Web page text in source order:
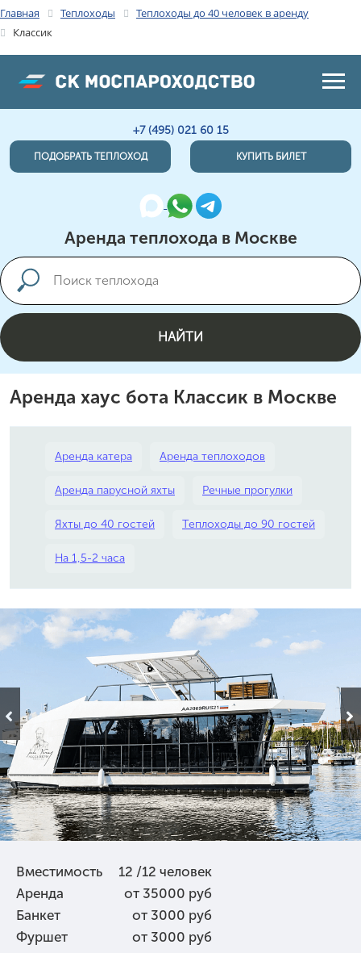
Главная Теплоходы
Теплоходы до 40 человек в аренду
Классик
+7 (495) 021 60 15
ПОДОБРАТЬ ТЕПЛОХОД КУПИТЬ БИЛЕТ
Аренда теплохода в Москве
НАЙТИ
Аренда хаус бота Классик в Москве
Аренда катера Аренда теплоходов
Аренда парусной яхты Речные прогулки
Яхты до 40 гостей Теплоходы до 90 гостей
На 1,5-2 часа
Вместимость
12 /12 человек
Аренда
от 35000 руб
Банкет
от 3000 руб
Фуршет
от 3000 руб